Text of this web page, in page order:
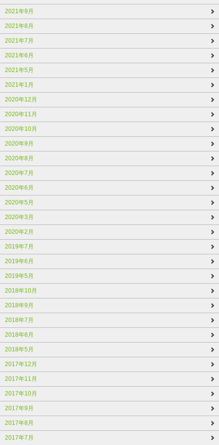
2021年9月
2021年8月
2021年7月
2021年6月
2021年5月
2021年1月
2020年12月
2020年11月
2020年10月
2020年9月
2020年8月
2020年7月
2020年6月
2020年5月
2020年3月
2020年2月
2019年7月
2019年6月
2019年5月
2018年10月
2018年9月
2018年7月
2018年6月
2018年5月
2017年12月
2017年11月
2017年10月
2017年9月
2017年8月
2017年7月